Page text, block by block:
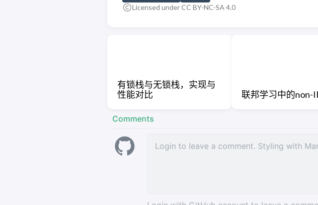
Licensed under CC BY-NC-SA 4.0
有锁栈与无锁栈，实现与
性能对比
联邦学习中的non-
Comments